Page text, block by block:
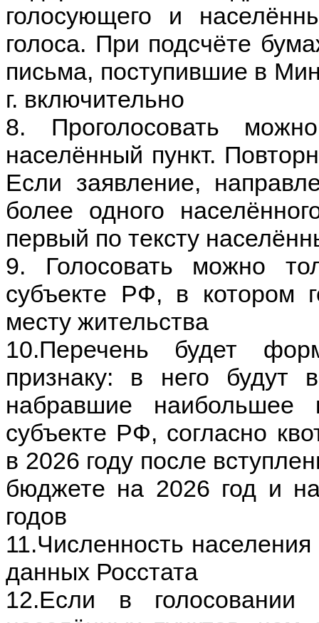
голосующего и
голоса. При подсчёте
письма, поступившие в
г. включительно
8. Проголосовать
населённый пункт.
Если заявление,
более одного
первый по тексту
9. Голосовать можно
субъекте РФ, в котором
месту жительства
10.Перечень будет
признаку: в него будут
набравшие наибольшее
субъекте РФ, согласно
в 2026 году после
бюджете на 2026 год и
годов
11.Численность
данных Росстата
12.Если в